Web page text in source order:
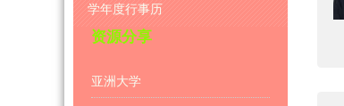
学年度行事历
资源分享
亚洲大学